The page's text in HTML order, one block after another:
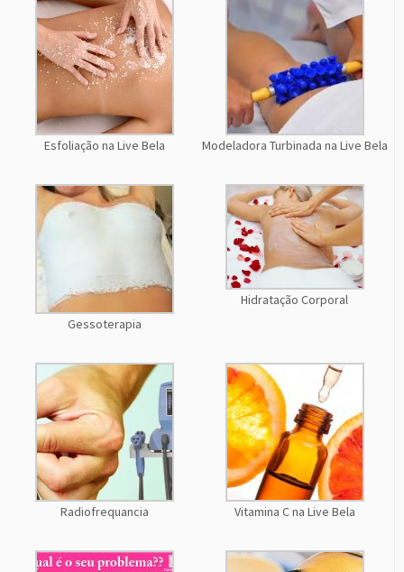
Esfoliação na Live Bela Modeladora Turbinada na Live Bela
Gessoterapia
Hidratação Corporal
Radiofrequancia Vitamina C na Live Bela